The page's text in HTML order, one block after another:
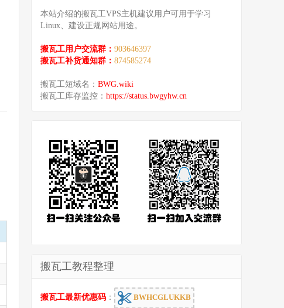
本站介绍的搬瓦工VPS主机建议用户可用于学习
Linux、建设正规网站用途。
搬瓦工用户交流群： 903646397
搬瓦工补货通知群： 874585274
搬瓦工短域名： BWG.wiki
搬瓦工库存监控： https://status.bwgyhw.cn
搬瓦工教程整理
搬瓦工最新优惠码 ： BWHCGLUKKB